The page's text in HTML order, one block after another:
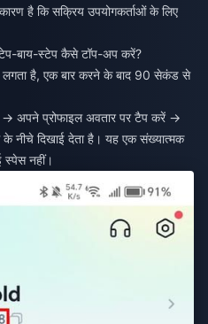
है कि सक्रिय उपयोगकर्ताओं के लिए
बाय-स्टेप कैसे टॉप-अप करें?
लगता है, एक बार करने के बाद 90 सेकंड से
अपने प्रोफाइल अवतार पर टैप करें →
नीचे दिखाई देता है। यह एक संख्यात्मक
नहीं।